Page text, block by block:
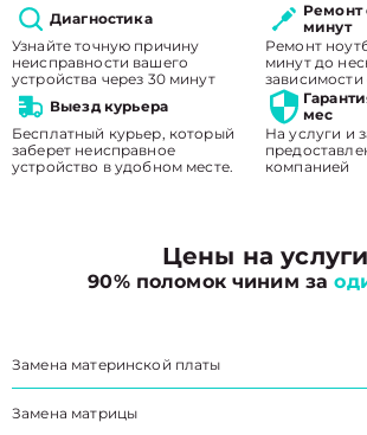
Диагностика
Узнайте точную причину
неисправности вашего
устройства через 30 минут
Ремонт
минут
Ремонт
минут до
Выезд курьера
Бесплатный курьер, который
заберет неисправное
устройство в удобном месте.
мес
На услуги и
компанией
Цены на услуги
90% поломок чиним за
Замена материнской платы
Замена матрицы